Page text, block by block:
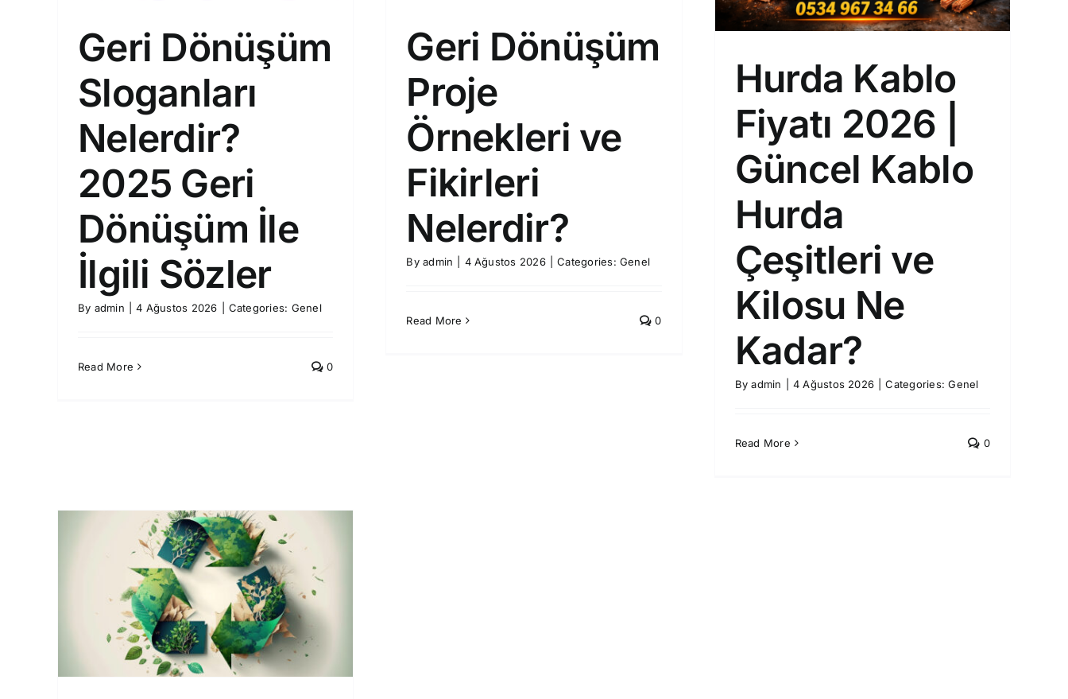
Geri Dönüşüm
Sloganları
Nelerdir?
2025 Geri
Dönüşüm İle
İlgili Sözler
By admin 4 Ağustos 2026 Categories: Genel
Read More 0
Geri Dönüşüm
Proje
Örnekleri ve
Fikirleri
Nelerdir?
Byadmin 4 Ağustos 2026 Categories:Genel
Read More 0
Hurda Kablo
Fiyatı 2026 |
Güncel Kablo
Hurda
Çeşitleri ve
Kilosu Ne
Kadar?
Byadmin 4 Ağustos 2026 Categories:Genel
Read More 0